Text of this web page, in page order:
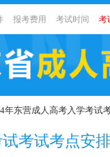
报考费用 考试时间 考
年东营成人高考入学考试
考试考点安排